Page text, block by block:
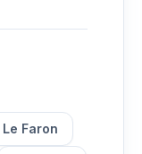
Le Faron